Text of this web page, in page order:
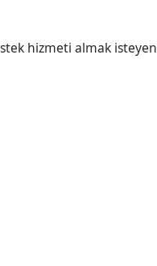
hizmeti almak isteyen